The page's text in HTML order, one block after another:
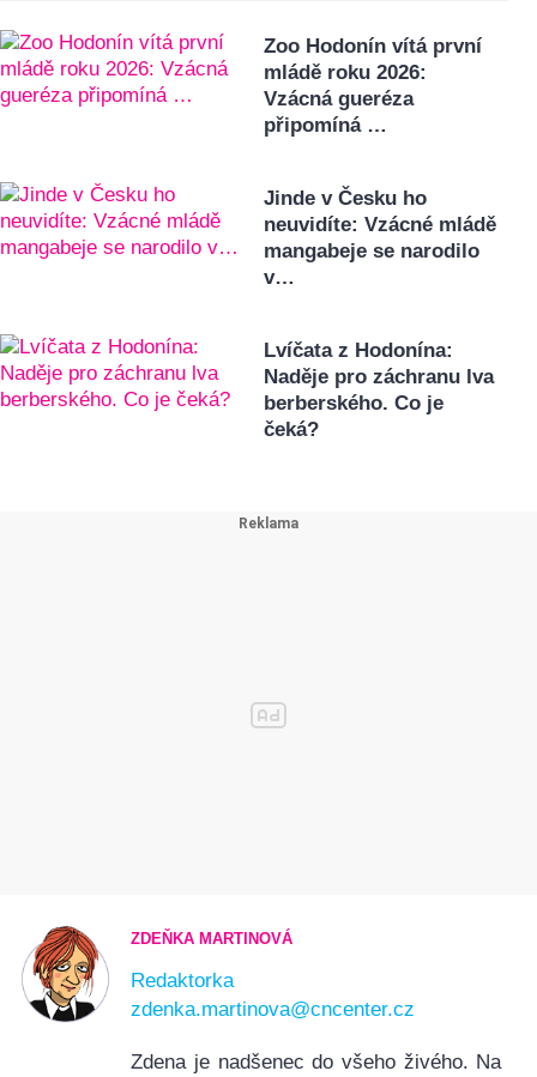
Zoo Hodonín vítá první
mládě roku 2026:
Vzácná gueréza
připomíná …
Jinde v Česku ho
neuvidíte: Vzácné mládě
mangabeje se narodilo
v…
Lvíčata z Hodonína:
Naděje pro záchranu lva
berberského. Co je
čeká?
ZDEŇKA MARTINOVÁ
Redaktorka
zdenka.martinova@cncenter.cz
Zdena je nadšenec do všeho živého. Na